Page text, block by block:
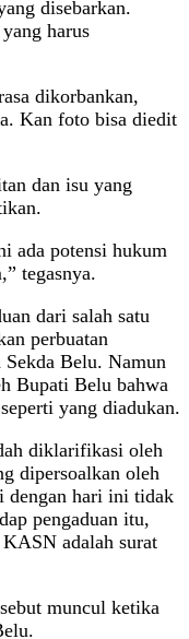
disebarkan.
harus
dikorbankan,
Kan foto bisa diedit
dan isu yang
ada potensi hukum
tegasnya.
dari salah satu
perbuatan
Belu. Namun
Bupati Belu bahwa
yang diadukan.
diklarifikasi oleh
dipersoalkan oleh
dengan hari ini tidak
pengaduan itu,
adalah surat
muncul ketika